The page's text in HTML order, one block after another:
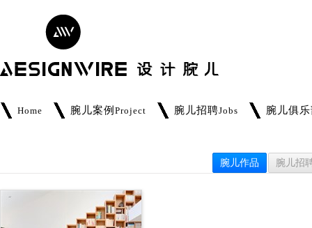
Home 腕儿案例 Project 腕儿招聘Jobs 腕儿俱
腕儿作品 腕儿招